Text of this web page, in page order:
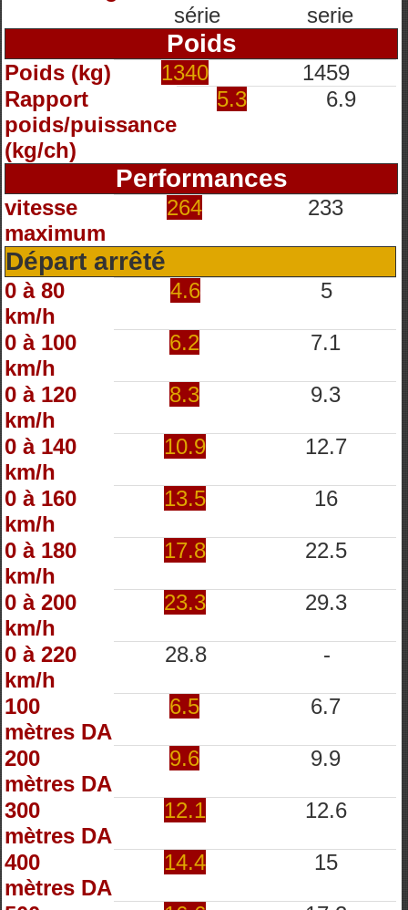
série
serie
Poids
Poids (kg) 1340
1459
Rapport
poids/puissance
(kg/ch)
5.3 6.9
Performances
vitesse
maximum
264 233
Départ arrêté
0 à 80
km/h
4.6 5
0 à 100
km/h
6.2 7.1
0 à 120
km/h
8.3 9.3
0 à 140
km/h
10.9 12.7
0 à 160
km/h
13.5 16
0 à 180
km/h
17.8 22.5
0 à 200
km/h
23.3 29.3
0 à 220
km/h
28.8 -
100
mètres DA
6.5 6.7
200
mètres DA
9.6 9.9
300
mètres DA
12.1 12.6
400
mètres DA
14.4 15